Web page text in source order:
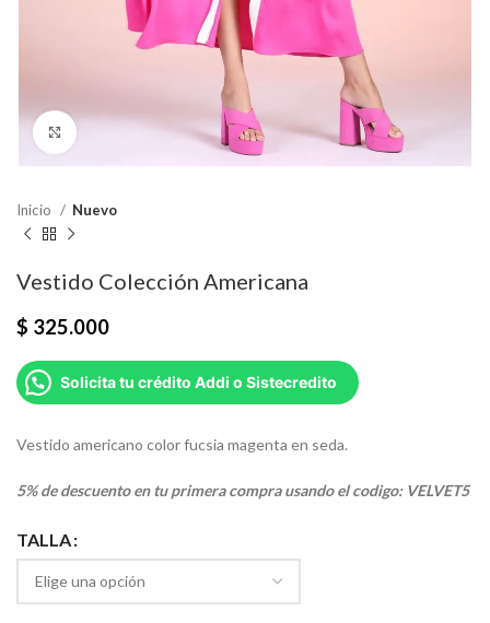
Click para agrandar
Inicio Nuevo
Vestido Colección Americana
$ 325.000
Solicita tu crédito Addi o Sistecredito
Vestido americano color fucsia magenta en seda.
5% de descuento en tu primera compra usando el codigo: VELVET5
TALLA